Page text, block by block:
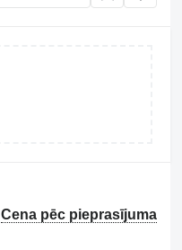
Cena pēc pieprasījuma